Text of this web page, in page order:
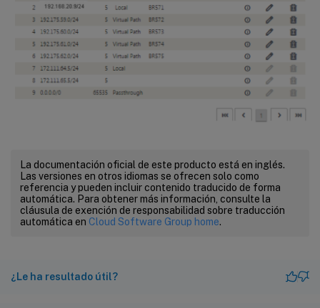
La documentación oficial de este producto está en inglés.
Las versiones en otros idiomas se ofrecen solo como
referencia y pueden incluir contenido traducido de forma
automática. Para obtener más información, consulte la
cláusula de exención de responsabilidad sobre traducción
automática en Cloud Software Group home.
¿Le ha resultado útil?